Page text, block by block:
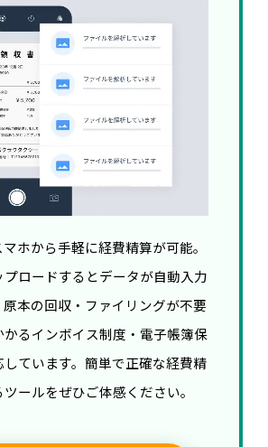
ホから手軽に経費精算が可能。
ロードするとデータが自動入力
原本の回収・ファイリングが不要
かるインボイス制度・電子帳簿保
ています。簡単で正確な経費精
ールをぜひご体感ください。